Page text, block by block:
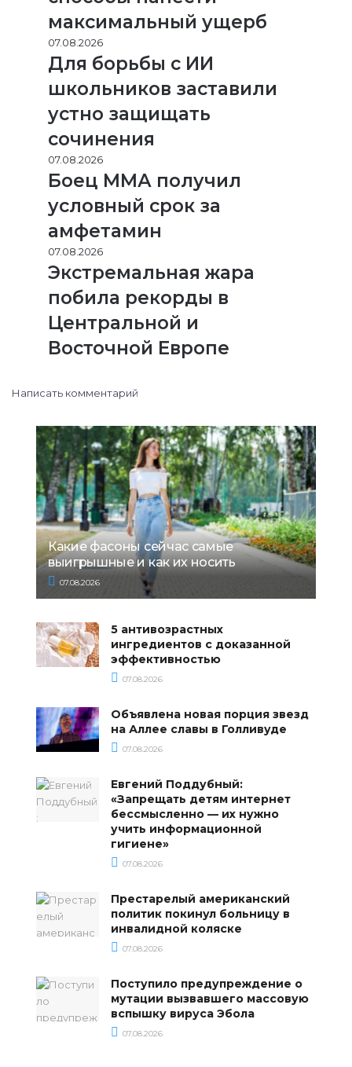
максимальный ущерб
07.08.2026
Для борьбы с ИИ
школьников заставили
устно защищать
сочинения
07.08.2026
Боец ММА получил
условный срок за
амфетамин
07.08.2026
Экстремальная жара
побила рекорды в
Центральной и
Восточной Европе
Написать комментарий
Какие фасоны сейчас самые
выигрышные и как их носить
07.08.2026
5 антивозрастных
ингредиентов с доказанной
эффективностью
07.08.2026
Объявлена новая порция звезд
на Аллее славы в Голливуде
07.08.2026
Евгений Поддубный:
«Запрещать детям интернет
бессмысленно — их нужно
учить информационной
гигиене»
07.08.2026
Престарелый американский
политик покинул больницу в
инвалидной коляске
07.08.2026
Поступило предупреждение о
мутации вызвавшего массовую
вспышку вируса Эбола
07.08.2026